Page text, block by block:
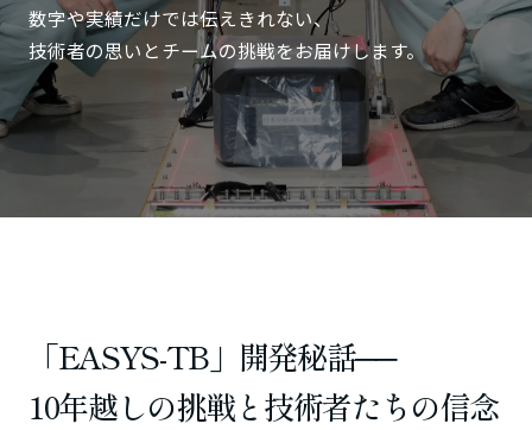
数字や実績だけでは伝えきれない、
技術者の思いとチームの挑戦をお届けします。
「EASYS-TB」開発秘話──
10年越しの挑戦と技術者たちの信念